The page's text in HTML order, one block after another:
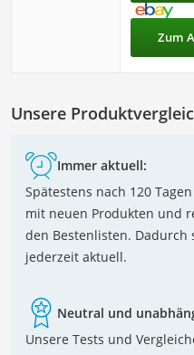
Zum
Unsere
Immer aktuell:
Spätestens nach 120
mit neuen Produkten und
den Bestenlisten.
jederzeit aktuell.
Neutral und
Unsere Tests und